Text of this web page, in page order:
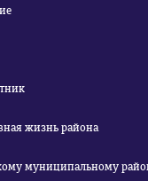
жизнь района
муниципальному